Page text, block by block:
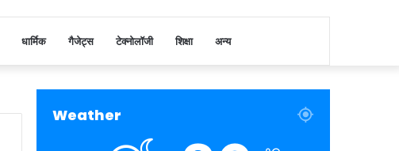
धार्मिक गैजेट्स टेक्नोलॉजी शिक्षा अन्य
Weather